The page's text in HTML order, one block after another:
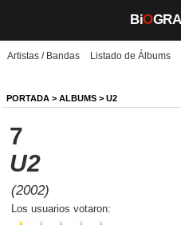
BiO
Biografías
Películas
Música
Un día como hoy
Artistas / Bandas Listado de Álbums
PORTADA > ALBUMS > U2
7
U2
(2002)
Los usuarios votaron: